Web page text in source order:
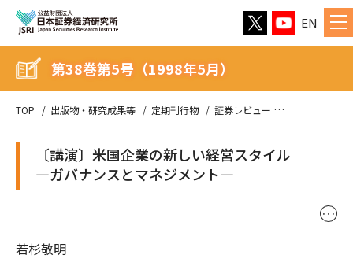
EN
TOP 出版物・研究成果等 定期刊行物 証券レビュー
第38巻第5号（1998年5月）
〔講演〕米国企業の新しい経営スタイル
―ガバナンスとマネジメント―
･･･
若杉敬明